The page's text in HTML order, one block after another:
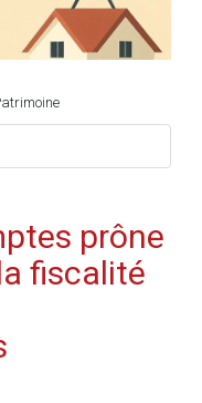
prône
fiscalité